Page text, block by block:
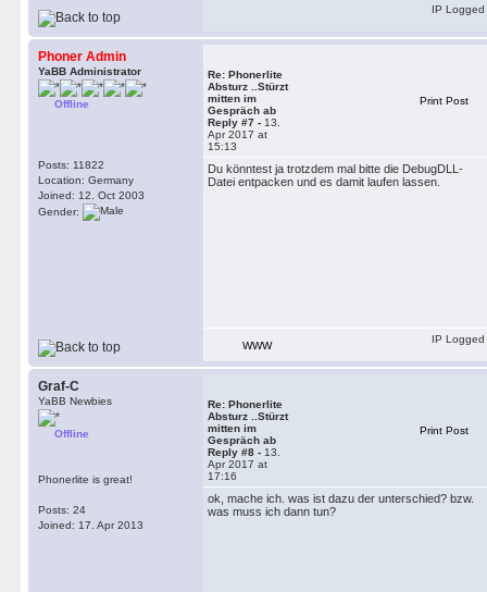
IP Logged
Phoner Admin
YaBB Administrator
Offline
Posts: 11822
Location: Germany
Joined: 12. Oct 2003
Gender:
Re: Phonerlite
Absturz ..Stürzt
mitten im
Gespräch ab
Reply #7 - 13.
Apr 2017 at
15:13
Print Post
Du könntest ja trotzdem mal bitte die DebugDLL-
Datei entpacken und es damit laufen lassen.
WWW
IP Logged
Graf-C
YaBB Newbies
Offline
Phonerlite is great!
Posts: 24
Joined: 17. Apr 2013
Re: Phonerlite
Absturz ..Stürzt
mitten im
Gespräch ab
Reply #8 - 13.
Apr 2017 at
17:16
Print Post
ok, mache ich. was ist dazu der unterschied? bzw.
was muss ich dann tun?